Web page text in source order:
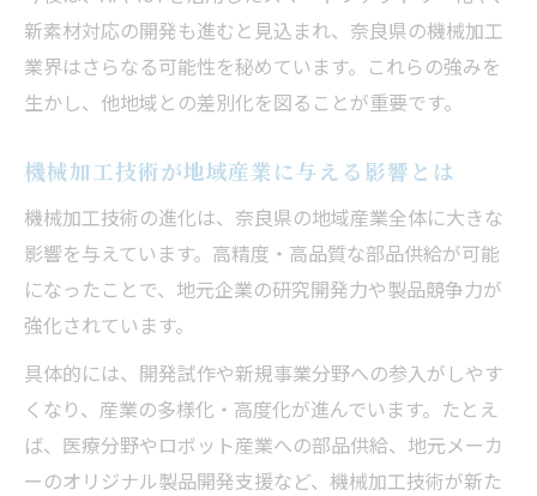
新素材対応の開発も進むと見込まれ、奈良県の機械加工
業界はさらなる可能性を秘めています。これらの強みを
生かし、他地域との差別化を図ることが重要です。
機械加工技術が地域産業に与える影響とは
機械加工技術の進化は、奈良県の地域産業全体に大きな
影響を与えています。高精度・高品質な部品供給が可能
になったことで、地元企業の研究開発力や製品競争力が
強化されています。
具体的には、開発試作や新規事業分野への参入がしやす
くなり、産業の多様化・高度化が進んでいます。たとえ
ば、医療分野やロボット産業への部品供給、地元メーカ
ーのオリジナル製品開発支援など、機械加工技術が新た